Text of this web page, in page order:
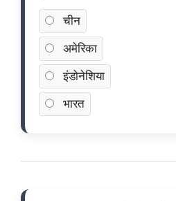
चीन
अमेरिका
इंडोनेशिया
भारत